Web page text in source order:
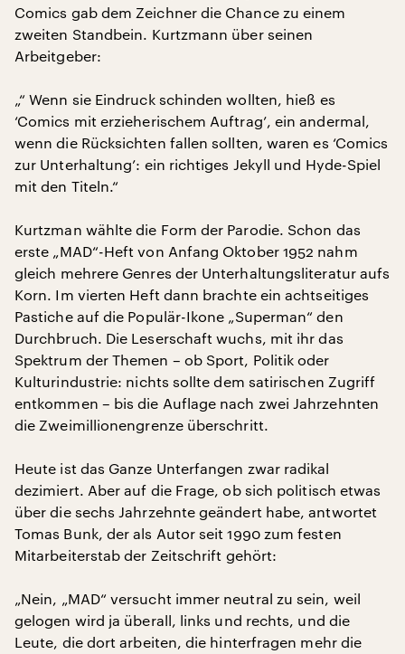
Comics gab dem Zeichner die Chance zu einem
zweiten Standbein. Kurtzmann über seinen
Arbeitgeber:
„“ Wenn sie Eindruck schinden wollten, hieß es
‘Comics mit erzieherischem Auftrag’, ein andermal,
wenn die Rücksichten fallen sollten, waren es ‘Comics
zur Unterhaltung’: ein richtiges Jekyll und Hyde-Spiel
mit den Titeln.“
Kurtzman wählte die Form der Parodie. Schon das
erste „MAD“-Heft von Anfang Oktober 1952 nahm
gleich mehrere Genres der Unterhaltungsliteratur aufs
Korn. Im vierten Heft dann brachte ein achtseitiges
Pastiche auf die Populär-Ikone „Superman“ den
Durchbruch. Die Leserschaft wuchs, mit ihr das
Spektrum der Themen – ob Sport, Politik oder
Kulturindustrie: nichts sollte dem satirischen Zugriff
entkommen – bis die Auflage nach zwei Jahrzehnten
die Zweimillionengrenze überschritt.
Heute ist das Ganze Unterfangen zwar radikal
dezimiert. Aber auf die Frage, ob sich politisch etwas
über die sechs Jahrzehnte geändert habe, antwortet
Tomas Bunk, der als Autor seit 1990 zum festen
Mitarbeiterstab der Zeitschrift gehört:
„Nein, „MAD“ versucht immer neutral zu sein, weil
gelogen wird ja überall, links und rechts, und die
Leute, die dort arbeiten, die hinterfragen mehr die